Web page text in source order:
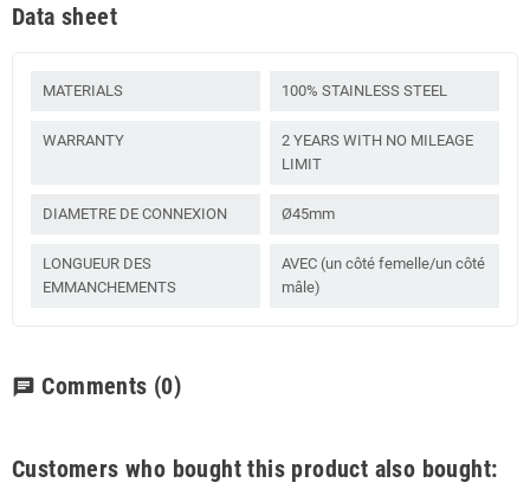
Data sheet
MATERIALS 100% STAINLESS STEEL
WARRANTY
2 YEARS WITH NO MILEAGE
LIMIT
DIAMETRE DE CONNEXION Ø45mm
LONGUEUR DES
EMMANCHEMENTS
AVEC (un côté femelle/un côté
mâle)
chat Comments (0)
Customers who bought this product also bought: